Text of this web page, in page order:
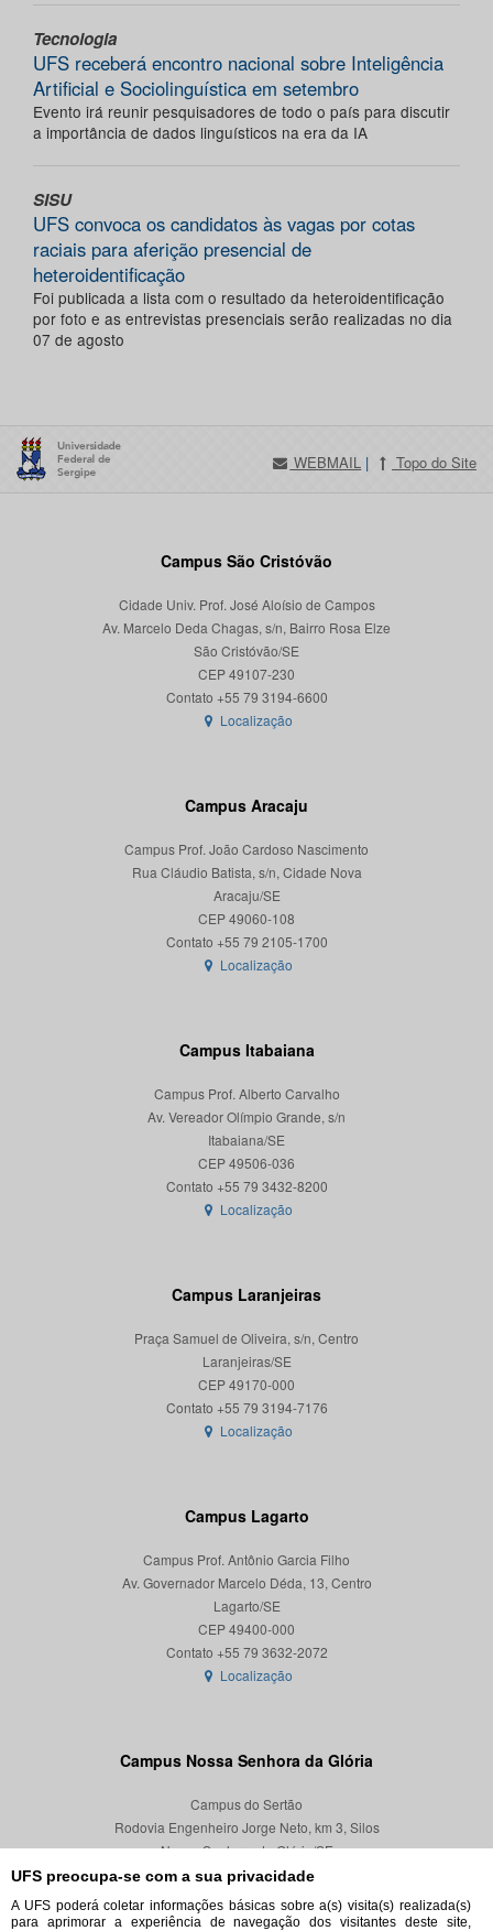
UFS preocupa-se com a sua privacidade
A UFS poderá coletar informações básicas sobre a(s) visita(s) realizada(s)
para aprimorar a experiência de navegação dos visitantes deste site,
Tecnologia
UFS receberá encontro nacional sobre Inteligência
Artificial e Sociolinguística em setembro
Evento irá reunir pesquisadores de todo o país para discutir
a importância de dados linguísticos na era da IA
SISU
UFS convoca os candidatos às vagas por cotas
raciais para aferição presencial de
heteroidentificação
Foi publicada a lista com o resultado da heteroidentificação
por foto e as entrevistas presenciais serão realizadas no dia
07 de agosto
WEBMAIL | Topo do Site
Campus São Cristóvão
Cidade Univ. Prof. José Aloísio de Campos
Av. Marcelo Deda Chagas, s/n, Bairro Rosa Elze
São Cristóvão/SE
CEP 49107-230
Localização
Campus Aracaju
Campus Prof. João Cardoso Nascimento
Rua Cláudio Batista, s/n, Cidade Nova
Aracaju/SE
CEP 49060-108
Localização
Campus Itabaiana
Campus Prof. Alberto Carvalho
Av. Vereador Olímpio Grande, s/n
Itabaiana/SE
CEP 49506-036
Localização
Campus Laranjeiras
Praça Samuel de Oliveira, s/n, Centro
Laranjeiras/SE
CEP 49170-000
Localização
Campus Lagarto
Campus Prof. Antônio Garcia Filho
Av. Governador Marcelo Déda, 13, Centro
Lagarto/SE
CEP 49400-000
Localização
Campus Nossa Senhora da Glória
Campus do Sertão
Rodovia Engenheiro Jorge Neto, km 3, Silos
Nossa Senhora da Glória/SE
CEP 49680-000
Localização